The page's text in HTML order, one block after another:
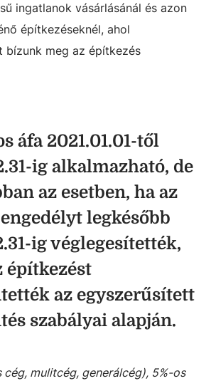
ingatlanok vásárlásánál és azon
építkezéseknél, ahol
bízunk meg az építkezés
áfa 2021.01.01-től
ig alkalmazható, de
az esetben, ha az
legkésőbb
ig véglegesítették,
építkezést
az egyszerűsített
szabályai alapján.
cég, mulitcég, generálcég), 5%-os